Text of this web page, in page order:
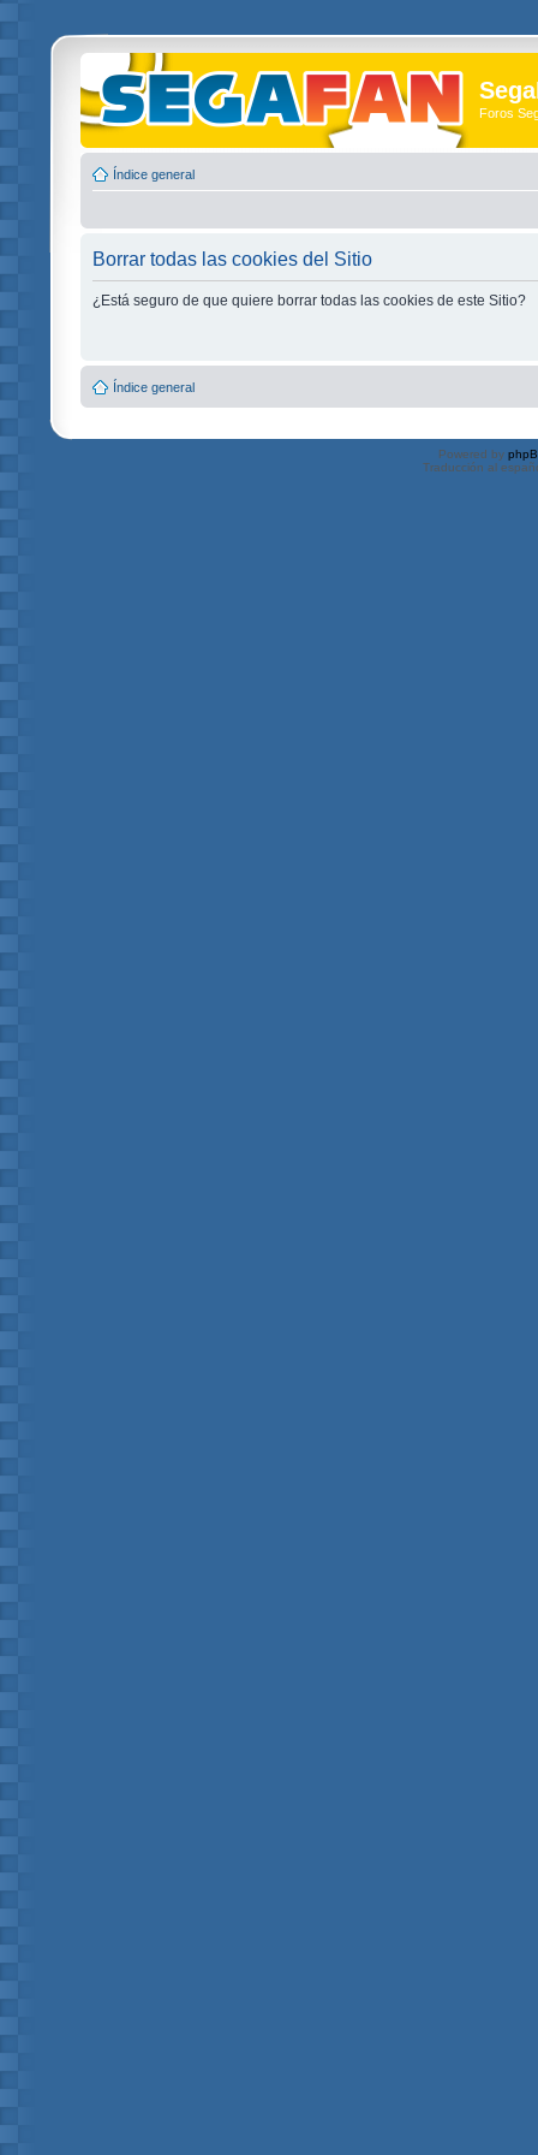
Foros
Índice general
Borrar todas las cookies del Sitio
¿Está seguro de que quiere borrar todas las cookies de este Sitio?
Índice general
Powered by
Traducción al